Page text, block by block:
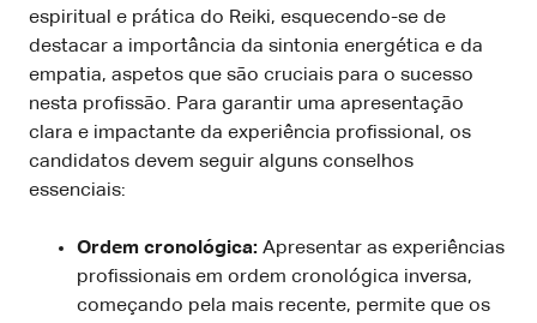
espiritual e prática do Reiki, esquecendo-se de
destacar a importância da sintonia energética e da
empatia, aspetos que são cruciais para o sucesso
nesta profissão. Para garantir uma apresentação
clara e impactante da experiência profissional, os
candidatos devem seguir alguns conselhos
essenciais:
Ordem cronológica: Apresentar as experiências
profissionais em ordem cronológica inversa,
começando pela mais recente, permite que os